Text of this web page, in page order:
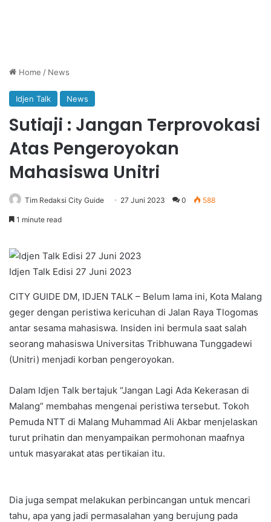
Home / News
Idjen Talk News
Sutiaji : Jangan Terprovokasi
Atas Pengeroyokan
Mahasiswa Unitri
Tim Redaksi City Guide 27 Juni 2023 0 588
1 minute read
Idjen Talk Edisi 27 Juni 2023
CITY GUIDE DM, IDJEN TALK – Belum lama ini, Kota Malang
geger dengan peristiwa kericuhan di Jalan Raya Tlogomas
antar sesama mahasiswa. Insiden ini bermula saat salah
seorang mahasiswa Universitas Tribhuwana Tunggadewi
(Unitri) menjadi korban pengeroyokan.
Dalam Idjen Talk bertajuk “Jangan Lagi Ada Kekerasan di
Malang” membahas mengenai peristiwa tersebut. Tokoh
Pemuda NTT di Malang Muhammad Ali Akbar menjelaskan
turut prihatin dan menyampaikan permohonan maafnya
untuk masyarakat atas pertikaian itu.
Dia juga sempat melakukan perbincangan untuk mencari
tahu, apa yang jadi permasalahan yang berujung pada